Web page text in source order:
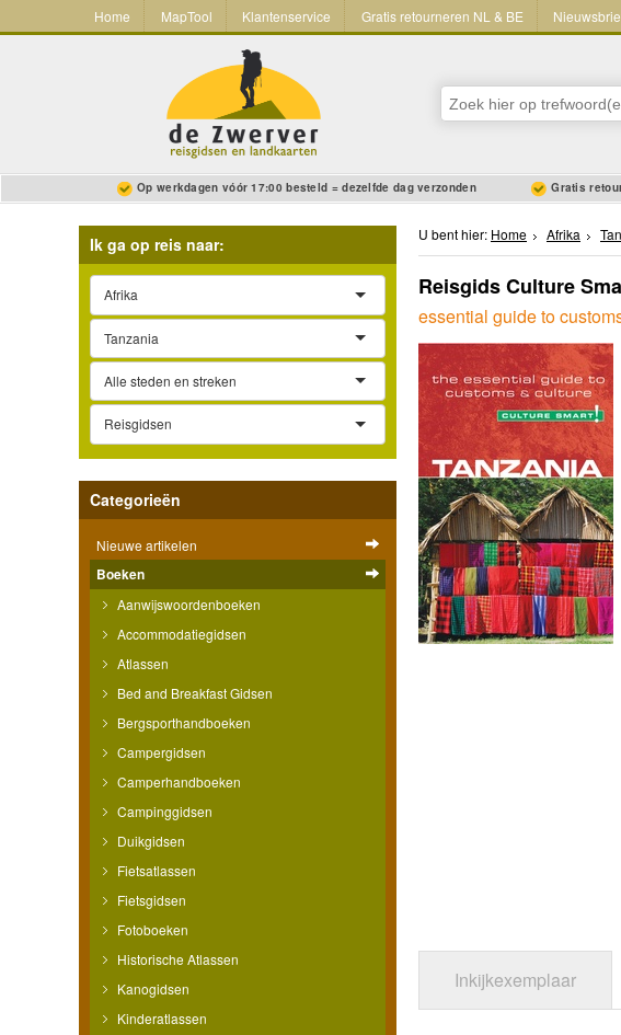
Home MapTool Klantenservice Gratis retourneren NL & BE
Op werkdagen vóór 17:00 besteld = dezelfde dag verzonden Gratis
Ik ga op reis naar:
Afrika
Tanzania
Alle steden en streken
Reisgidsen
Categorieën
Nieuwe artikelen
Boeken
Aanwijswoordenboeken
Accommodatiegidsen
Atlassen
Bed and Breakfast Gidsen
Bergsporthandboeken
Campergidsen
Camperhandboeken
Campinggidsen
Duikgidsen
Fietsatlassen
Fietsgidsen
Fotoboeken
Historische Atlassen
Kanogidsen
Kinderatlassen
U bent hier: Home Afrika
Reisgids Culture
essential guide to
Inkijkexemplaar